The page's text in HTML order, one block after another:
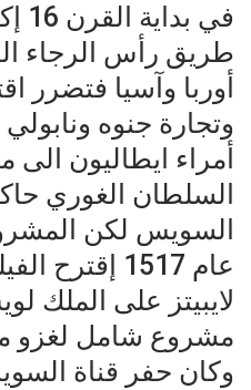
طريق رأس الرجاء
أوربا وآسيا فتضرر
وتجارة جنوه ونابولي
أمراء ايطاليون
السلطان الغوري
السويس لكن
عام 1517
لايبيتز على الملك
مشروع شامل لغزو
وكان حفر قناة